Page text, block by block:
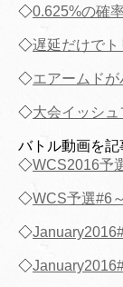
◇0.625%の確
◇遅延だけで
◇エアームド
◇大会イッシ
バトル動画を
◇WCS2016予
◇WCS予選#6
◇
◇